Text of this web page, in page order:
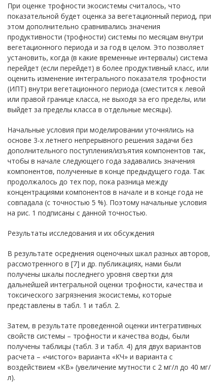
При оценке трофности экосистемы считалось, что
показательной будет оценка за вегетационный период, при
этом дополнительно сравнивались значения
продуктивности (трофности) системы по месяцам внутри
вегетационного периода и за год в целом. Это позволяет
установить, когда (в какие временные интервалы) система
перейдет (если перейдет) в более продуктивный класс, или
оценить изменение интегрального показателя трофности
(ИПТ) внутри вегетационного периода (сместится к левой
или правой границе класса, не выходя за его пределы, или
выйдет за пределы класса в отдельные месяцы).
Начальные условия при моделировании уточнялись на
основе 3-х летнего непрерывного решения задачи без
дополнительного поступления/изъятия компонентов так,
чтобы в начале следующего года задавались значения
компонентов, полученные в конце предыдущего года. Так
продолжалось до тех пор, пока разница между
концентрациями компонентов в начале и в конце года не
совпадала (с точностью 5 %). Поэтому начальные условия
на рис. 1 подписаны с данной точностью.
Результаты исследования и их обсуждения
В результате осреднения оценочных шкал разных авторов,
рассмотренного в [7] и др. публикациях, нами были
получены шкалы последнего уровня свертки для
дальнейшей интегральной оценки трофности, качества и
токсического загрязнения экосистемы, которые
представлены в табл. 1 и табл. 2.
Затем, в результате проведенной оценки интегративных
свойств системы – трофности и качества воды, были
получены таблицы (табл. 3 и табл. 4) для двух вариантов
расчета – «чистого» варианта «КЧ» и варианта с
воздействием «КВ» (увеличение мутности с 2 мг/л до 40 мг/
л).